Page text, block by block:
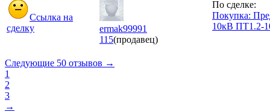
Ссылка на
сделку
ermak99991
115(продавец)
По сделке:
Покупка:
10кВ ПТ1.2-
Следующие 50 отзывов →
1
2
3
→